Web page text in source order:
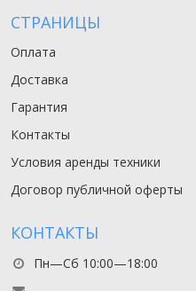
СТРАНИЦЫ
Оплата
Доставка
Гарантия
Контакты
Условия аренды техники
Договор публичной оферты
КОНТАКТЫ
Пн—Сб 10:00—18:00